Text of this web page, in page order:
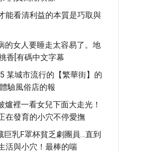
能看清利益的本質是巧取與
的女人要睡走太容易了。地
香[有碼中文字幕
某城市流行的【繁華街】的
驗風俗店的報
爐裡一看女兒下面大走光！
在發育的小穴不停愛撫
巨乳F罩杯貧乏劇團員…直到
活與小穴！最棒的喘